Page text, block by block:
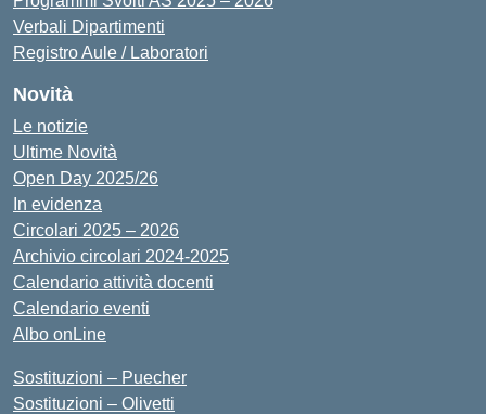
Verbali Dipartimenti
Registro Aule / Laboratori
Novità
Le notizie
Ultime Novità
Open Day 2025/26
In evidenza
Circolari 2025 – 2026
Archivio circolari 2024-2025
Calendario attività docenti
Calendario eventi
Albo onLine
Sostituzioni – Puecher
Sostituzioni – Olivetti